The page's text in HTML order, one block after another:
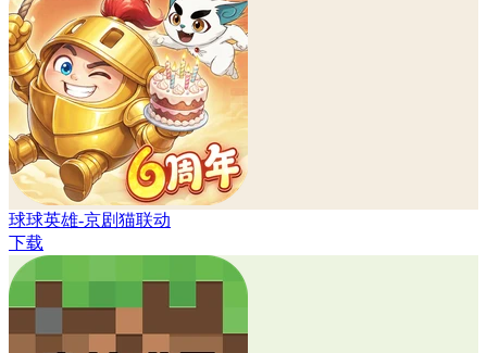
球球英雄-京剧猫联动
下载